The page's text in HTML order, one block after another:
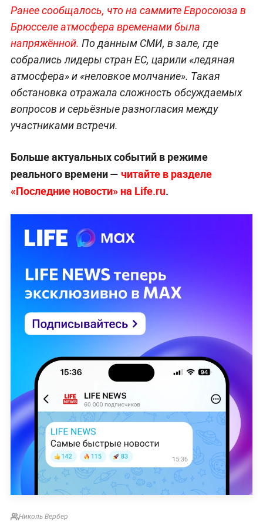
Ранее сообщалось, что на саммите Евросоюза в
Брюсселе атмосфера временами была
напряжённой. По данным СМИ, в зале, где
собрались лидеры стран ЕС, царили «ледяная
атмосфера» и «неловкое молчание». Такая
обстановка отражала сложность обсуждаемых
вопросов и серьёзные разногласия между
участниками встречи.
Больше актуальных событий в режиме
реального времени — читайте в разделе
«Последние новости» на Life.ru.
Николь Вербер